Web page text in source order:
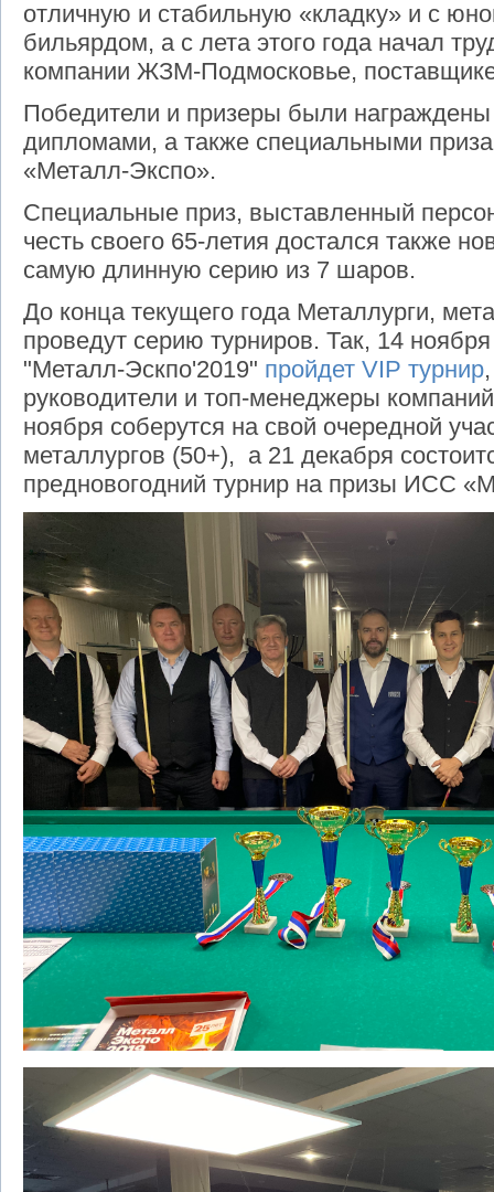
отличную и стабильную «кладку» и с
бильярдом, а с лета этого года начал
компании ЖЗМ-Подмосковье,
Победители и призеры были
дипломами, а также специальными
«Металл-Экспо».
Специальные приз, выставленный
честь своего 65-летия достался также
самую длинную серию из 7 шаров.
До конца текущего года Металлурги,
проведут серию турниров. Так, 14
"Металл-Эскпо'2019" пройдет VIP турнир
руководители и топ-менеджеры
ноября соберутся на свой очередной
металлургов (50+), а 21 декабря
предновогодний турнир на призы ИСС